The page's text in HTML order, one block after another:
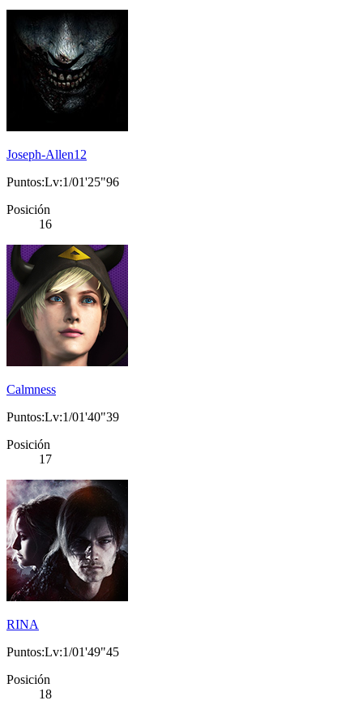
Joseph-Allen12
Puntos:Lv:1/01'25"96
Posición
16
Calmness
Puntos:Lv:1/01'40"39
Posición
17
RINA
Puntos:Lv:1/01'49"45
Posición
18